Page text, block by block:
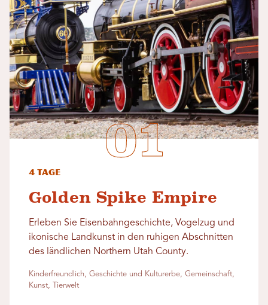
4 Tage
Golden Spike Empire
Erleben Sie Eisenbahngeschichte, Vogelzug und
ikonische Landkunst in den ruhigen Abschnitten
des ländlichen Northern Utah County.
Kinderfreundlich, Geschichte und Kulturerbe, Gemeinschaft,
Kunst, Tierwelt